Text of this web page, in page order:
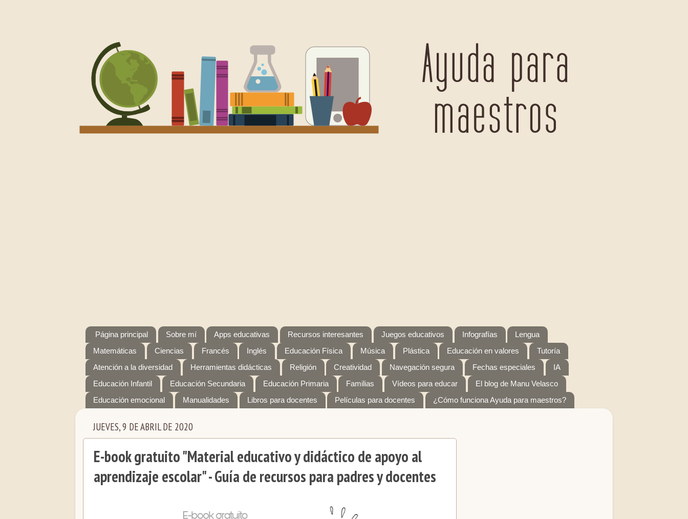
Página principal Sobre mí Apps educativas Recursos interesantes Juegos educativos Infografías
Lengua
Matemáticas
Ciencias Francés Inglés Educación Física Música Plástica Educación en valores
Tutoría
Atención a la diversidad
Herramientas didácticas Religión Creatividad Navegación segura Fechas especiales
IA
Educación Infantil
Educación Secundaria Educación Primaria Familias Vídeos para educar
El blog de Manu Velasco
Educación emocional
Manualidades Libros para docentes Películas para docentes ¿Cómo funciona Ayuda para maestros?
JUEVES, 9 DE ABRIL DE 2020
E-book gratuito "Material educativo y didáctico de apoyo al
aprendizaje escolar" - Guía de recursos para padres y docentes